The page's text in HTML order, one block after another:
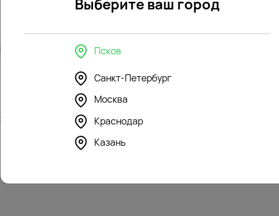
в интерьере
43
стеклянная Ваза "Трубка" стеклянная
Псков
Санкт-Петербург
Москва
Краснодар
Казань